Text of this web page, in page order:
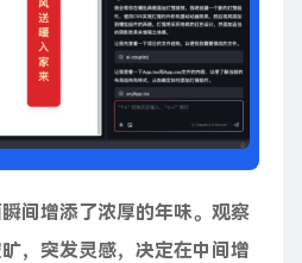
间增添了浓厚的年味。观察
，突发灵感，决定在中间增